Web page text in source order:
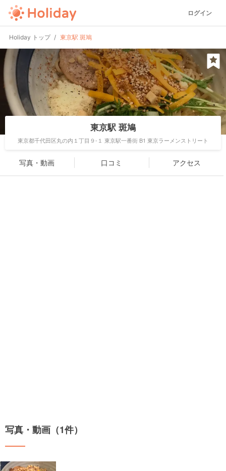
ログイン
Holiday トップ 東京駅 斑鳩
東京駅 斑鳩
東京都千代田区丸の内１丁目９-１ 東京駅一番街 B1 東京ラーメンストリート
写真・動画 口コミ アクセス
写真・動画（1件）